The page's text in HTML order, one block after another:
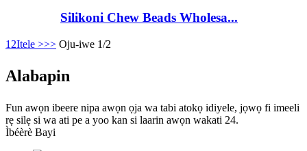
Silikoni Chew Beads Wholesa...
1 2Itele >>> Oju-iwe 1/2
Alabapin
Fun awọn ibeere nipa awọn ọja wa tabi atokọ idiyele, jọwọ fi imeeli
rẹ silẹ si wa ati pe a yoo kan si laarin awọn wakati 24.
Ìbéèrè Bayi